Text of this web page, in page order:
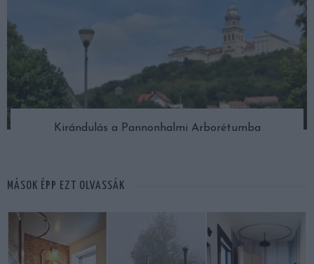
Kirándulás a Pannonhalmi Arborétumba
MÁSOK ÉPP EZT OLVASSÁK